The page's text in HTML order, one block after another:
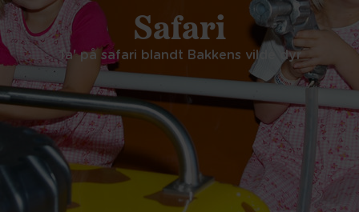
Safari
Ta' på safari blandt Bakkens vilde dyr